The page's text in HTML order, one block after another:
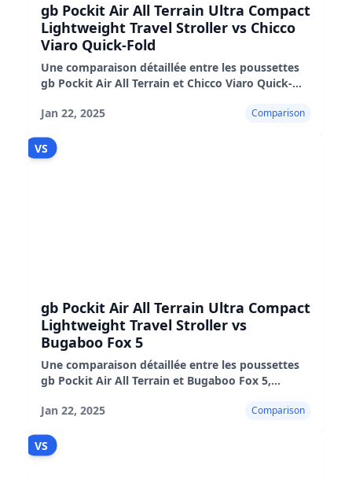
gb Pockit Air All Terrain Ultra Compact
Lightweight Travel Stroller vs Chicco
Viaro Quick-Fold
Une comparaison détaillée entre les poussettes
gb Pockit Air All Terrain et Chicco Viaro Quick-
inconvénients et leurs performances dans le
Jan 22, 2025 Comparison
VS
gb Pockit Air All Terrain Ultra Compact
Lightweight Travel Stroller vs
Bugaboo Fox 5
Une comparaison détaillée entre les poussettes
gb Pockit Air All Terrain et Bugaboo Fox 5,
avantages et inconvénients.
Jan 22, 2025 Comparison
VS